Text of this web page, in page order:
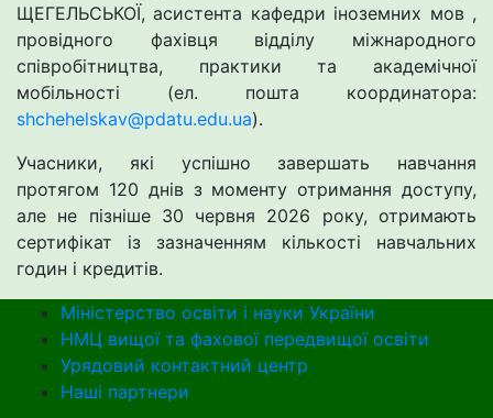
ЩЕГЕЛЬСЬКОЇ, асистента кафедри іноземних мов ,
провідного фахівця відділу міжнародного
співробітництва, практики та академічної
мобільності (ел. пошта координатора:
shchehelskav@pdatu.edu.ua).
Учасники, які успішно завершать навчання
протягом 120 днів з моменту отримання доступу,
але не пізніше 30 червня 2026 року, отримають
сертифікат із зазначенням кількості навчальних
годин і кредитів.
Міністерство освіти і науки України
НМЦ вищої та фахової передвищої освіти
Урядовий контактний центр
Наші партнери